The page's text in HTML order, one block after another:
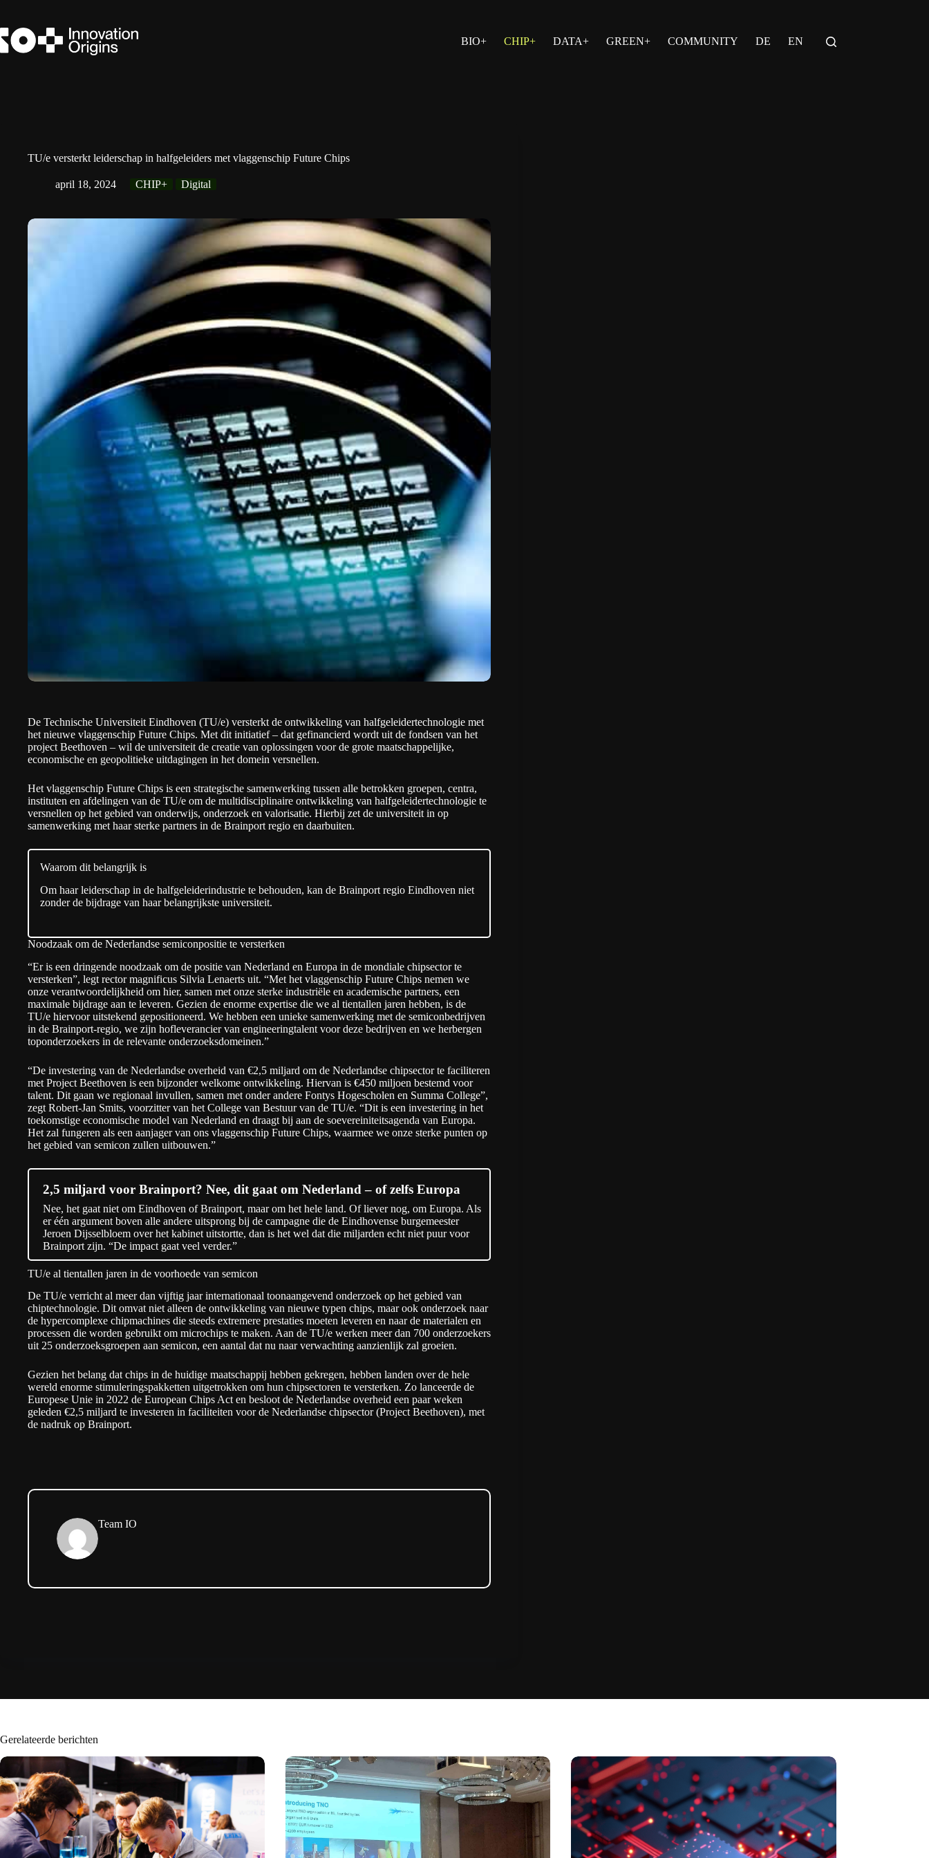
de
inhoud
BIO+ CHIP+ DATA+ GREEN+ COMMUNITY DE EN
TU/e versterkt leiderschap in halfgeleiders met vlaggenschip Future Chips
april 18, 2024 CHIP+ Digital
De Technische Universiteit Eindhoven (TU/e) versterkt de ontwikkeling van halfgeleidertechnologie met
het nieuwe vlaggenschip Future Chips. Met dit initiatief – dat gefinancierd wordt uit de fondsen van het
project Beethoven – wil de universiteit de creatie van oplossingen voor de grote maatschappelijke,
economische en geopolitieke uitdagingen in het domein versnellen.
Het vlaggenschip Future Chips is een strategische samenwerking tussen alle betrokken groepen, centra,
instituten en afdelingen van de TU/e om de multidisciplinaire ontwikkeling van halfgeleidertechnologie te
versnellen op het gebied van onderwijs, onderzoek en valorisatie. Hierbij zet de universiteit in op
samenwerking met haar sterke partners in de Brainport regio en daarbuiten.
Waarom dit belangrijk is
Om haar leiderschap in de halfgeleiderindustrie te behouden, kan de Brainport regio Eindhoven niet
zonder de bijdrage van haar belangrijkste universiteit.
Noodzaak om de Nederlandse semiconpositie te versterken
“Er is een dringende noodzaak om de positie van Nederland en Europa in de mondiale chipsector te
versterken”, legt rector magnificus Silvia Lenaerts uit. “Met het vlaggenschip Future Chips nemen we
onze verantwoordelijkheid om hier, samen met onze sterke industriële en academische partners, een
maximale bijdrage aan te leveren. Gezien de enorme expertise die we al tientallen jaren hebben, is de
TU/e hiervoor uitstekend gepositioneerd. We hebben een unieke samenwerking met de semiconbedrijven
in de Brainport-regio, we zijn hofleverancier van engineeringtalent voor deze bedrijven en we herbergen
toponderzoekers in de relevante onderzoeksdomeinen.”
“De investering van de Nederlandse overheid van €2,5 miljard om de Nederlandse chipsector te faciliteren
met Project Beethoven is een bijzonder welkome ontwikkeling. Hiervan is €450 miljoen bestemd voor
talent. Dit gaan we regionaal invullen, samen met onder andere Fontys Hogescholen en Summa College”,
zegt Robert-Jan Smits, voorzitter van het College van Bestuur van de TU/e. “Dit is een investering in het
toekomstige economische model van Nederland en draagt bij aan de soevereiniteitsagenda van Europa.
Het zal fungeren als een aanjager van ons vlaggenschip Future Chips, waarmee we onze sterke punten op
het gebied van semicon zullen uitbouwen.”
2,5 miljard voor Brainport? Nee, dit gaat om Nederland – of zelfs Europa
Nee, het gaat niet om Eindhoven of Brainport, maar om het hele land. Of liever nog, om Europa. Als
er één argument boven alle andere uitsprong bij de campagne die de Eindhovense burgemeester
Jeroen Dijsselbloem over het kabinet uitstortte, dan is het wel dat die miljarden echt niet puur voor
Brainport zijn. “De impact gaat veel verder.”
TU/e al tientallen jaren in de voorhoede van semicon
De TU/e verricht al meer dan vijftig jaar internationaal toonaangevend onderzoek op het gebied van
chiptechnologie. Dit omvat niet alleen de ontwikkeling van nieuwe typen chips, maar ook onderzoek naar
de hypercomplexe chipmachines die steeds extremere prestaties moeten leveren en naar de materialen en
processen die worden gebruikt om microchips te maken. Aan de TU/e werken meer dan 700 onderzoekers
uit 25 onderzoeksgroepen aan semicon, een aantal dat nu naar verwachting aanzienlijk zal groeien.
Gezien het belang dat chips in de huidige maatschappij hebben gekregen, hebben landen over de hele
wereld enorme stimuleringspakketten uitgetrokken om hun chipsectoren te versterken. Zo lanceerde de
Europese Unie in 2022 de European Chips Act en besloot de Nederlandse overheid een paar weken
geleden €2,5 miljard te investeren in faciliteiten voor de Nederlandse chipsector (Project Beethoven), met
de nadruk op Brainport.
Team IO
Gerelateerde berichten